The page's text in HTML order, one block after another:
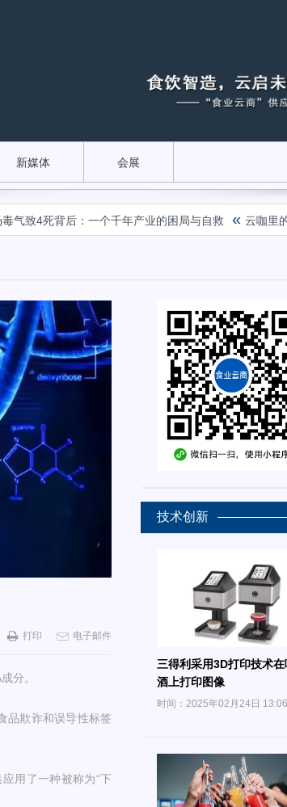
新媒体 会展
致4死背后：一个千年产业的困局与自救 « 云咖里的“
打印 电子邮件
分。
品欺诈和误导性标签
用了一种被称为“下
技术创新
三得利采用3D打印技术在
酒上打印图像
时间：2025年02月24日 13:06